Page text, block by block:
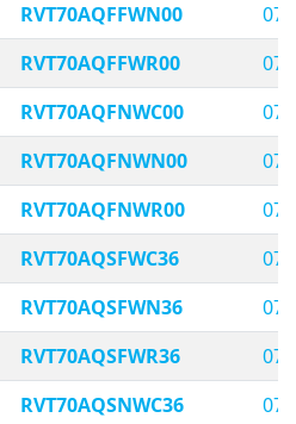
RVT70AQFFWN00
RVT70AQFFWR00
RVT70AQFNWC00
RVT70AQFNWN00
RVT70AQFNWR00
RVT70AQSFWC36
RVT70AQSFWN36
RVT70AQSFWR36
RVT70AQSNWC36